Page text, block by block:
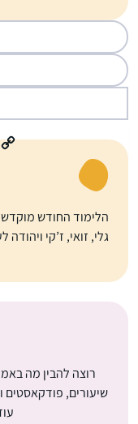
הלימוד החודש מוקדש
גלי, זואי, ז’קי ויהודה
רוצה להבין מה
שיעורים, פודקאסטים